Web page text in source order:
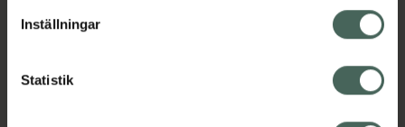
lagligheten av behandling som skett innan återkallelsen.
Inställningar
Statistik
Kronans Apotek finns här för dig. Du hittar oss från Skåne i
syd till Lappland i norr, och online i mobilen och på
hjälpa just dig att må lite bättre. Välkommen att prata